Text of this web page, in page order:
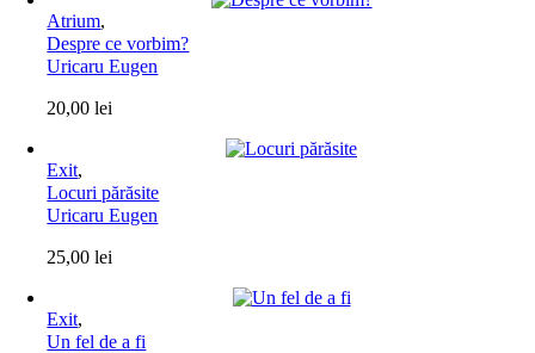
Atrium,
Despre ce vorbim?
Uricaru Eugen
20,00lei
Exit,
Locuri părăsite
Uricaru Eugen
25,00lei
Exit,
Un fel de a fi